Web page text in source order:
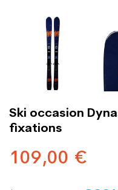
Ski occasion
fixations
109,00 €